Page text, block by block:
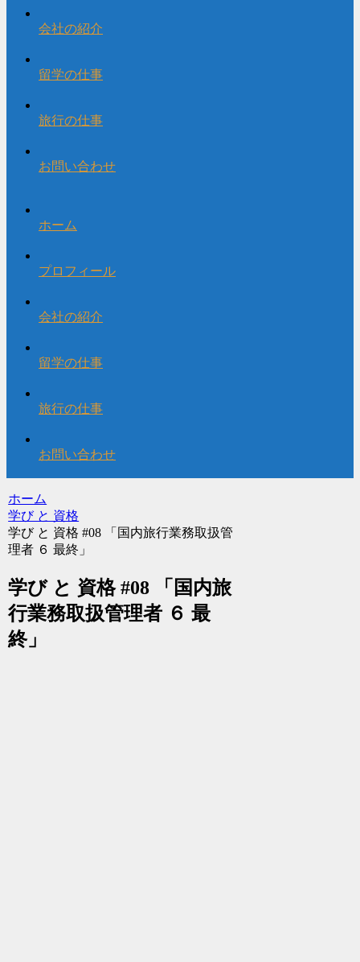
会社の紹介
留学の仕事
旅行の仕事
お問い合わせ
ホーム
プロフィール
会社の紹介
留学の仕事
旅行の仕事
お問い合わせ
ホーム
学び と 資格
学び と 資格 #08 「国内旅行業務取扱管
理者 ６ 最終」
学び と 資格 #08 「国内旅
行業務取扱管理者 ６ 最
終」